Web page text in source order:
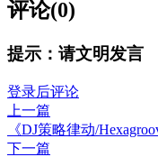
评论(0)
提示：请文明发言
登录后评论
上一篇
《DJ策略律动/
下一篇